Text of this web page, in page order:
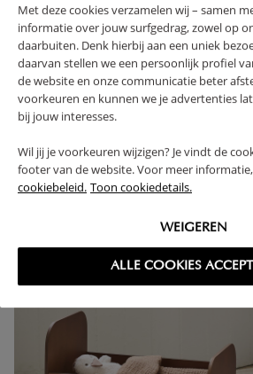
Met deze cookies verzamelen wij – samen
informatie over jouw surfgedrag, zowel op
daarbuiten. Denk hierbij aan een uniek
daarvan stellen we een persoonlijk profiel
de website en onze communicatie beter
voorkeuren en kunnen we je advertenties
bij jouw interesses.
Wil jij je voorkeuren wijzigen? Je vindt de
footer van de website. Voor meer
cookiebeleid. Toon cookiedetails.
WEIGEREN
ALLE COOKIES
FAQ
RETOURS
High-contrast mode